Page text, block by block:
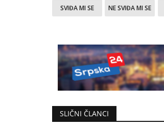
SVIĐA MI SE NE SVIĐA MI SE
SLIČNI ČLANCI